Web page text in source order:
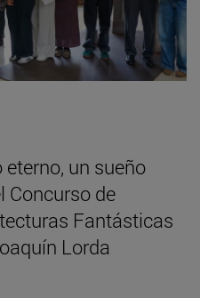
eterno, un sueño
Concurso de
Fantásticas
Lorda